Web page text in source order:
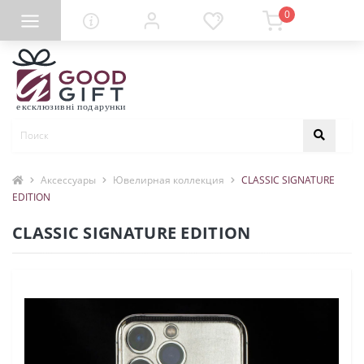
0
Аксессуары Ювелирная коллекция
CLASSIC SIGNATURE
EDITION
CLASSIC SIGNATURE EDITION